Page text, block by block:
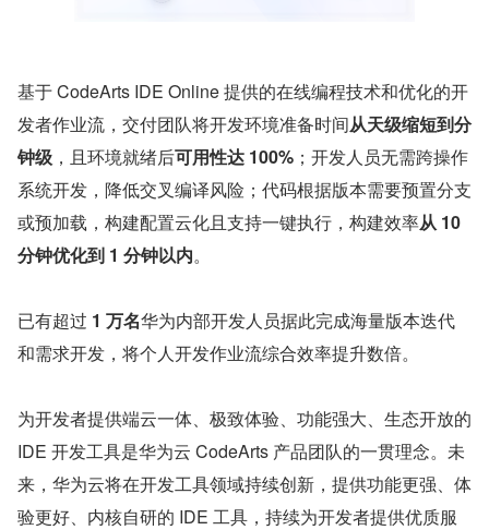
基于 CodeArts IDE Online 提供的在线编程技术和优化的开
发者作业流，交付团队将开发环境准备时间从天级缩短到分
钟级 ，且环境就绪后可用性达 100% ；开发人员无需跨操作
系统开发，降低交叉编译风险；代码根据版本需要预置分支
或预加载，构建配置云化且支持一键执行，构建效率从 10
分钟优化到 1 分钟以内。
已有超过 1 万名华为内部开发人员据此完成海量版本迭代
和需求开发，将个人开发作业流综合效率提升数倍。
为开发者提供端云一体、极致体验、功能强大、生态开放的
IDE 开发工具是华为云 CodeArts 产品团队的一贯理念。未
来，华为云将在开发工具领域持续创新，提供功能更强、体
验更好、内核自研的 IDE 工具，持续为开发者提供优质服